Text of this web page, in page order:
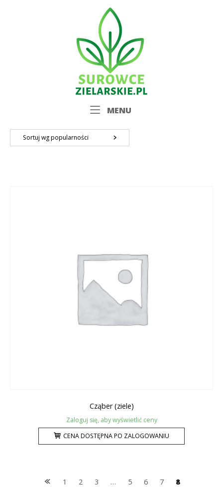
MENUMenu
Sortuj wg popularności
Cząber (ziele)
Zaloguj się, aby wyświetlić ceny
CENA DOSTĘPNA PO ZALOGOWANIU
1 2 3 … 5 6 7 8